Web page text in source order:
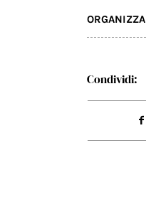
Condividi: